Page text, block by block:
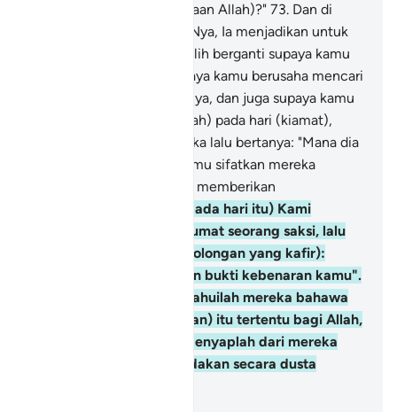
bukti keesaan dan kekuasaan Allah)?" 73. Dan di
antara rahmat pemberianNya, Ia menjadikan untuk
kamu malam dan siang (silih berganti supaya kamu
berehat padanya dan supaya kamu berusaha mencari
rezeki dari limpah kurniaNya, dan juga supaya kamu
Dan (ingatlah) pada hari (kiamat),
Allah akan menyeru mereka lalu bertanya: "Mana dia
sekutu-sekutuKu yang kamu sifatkan mereka
(menjadi tuhan dan dapat memberikan
Dan (pada hari itu) Kami
keluarkan dari tiap-tiap umat seorang saksi, lalu
Kami katakan (kepada golongan yang kafir):
"Bawalah keterangan dan bukti kebenaran kamu".
Maka (pada saat itu) ketahuilah mereka bahawa
kebenaran (hak ketuhanan) itu tertentu bagi Allah,
dan (dengan itu), hilang lenyaplah dari mereka
apa yang mereka ada-adakan secara dusta